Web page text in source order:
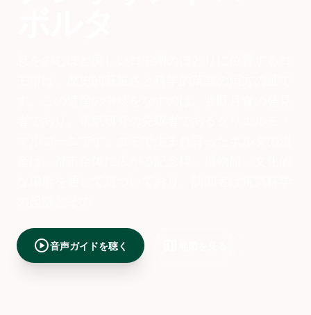
play_circle音声ガイドを聴く